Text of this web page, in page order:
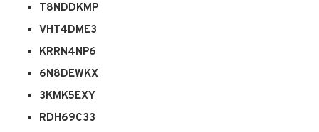
T8NDDKMP
VHT4DME3
KRRN4NP6
6N8DEWKX
3KMK5EXY
RDH69C33